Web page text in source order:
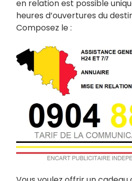
en relation est possible
heures d’ouvertures du
Composez le :